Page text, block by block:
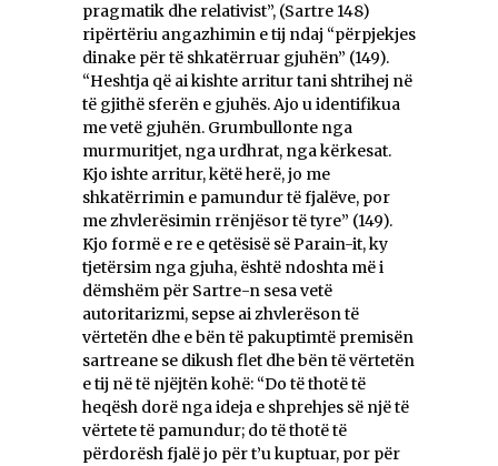
pragmatik dhe relativist”, (Sartre 148)
ripërtëriu angazhimin e tij ndaj “përpjekjes
dinake për të shkatërruar gjuhën” (149).
“Heshtja që ai kishte arritur tani shtrihej në
të gjithë sferën e gjuhës. Ajo u identifikua
me vetë gjuhën. Grumbullonte nga
murmuritjet, nga urdhrat, nga kërkesat.
Kjo ishte arritur, këtë herë, jo me
shkatërrimin e pamundur të fjalëve, por
me zhvlerësimin rrënjësor të tyre” (149).
Kjo formë e re e qetësisë së Parain-it, ky
tjetërsim nga gjuha, është ndoshta më i
dëmshëm për Sartre-n sesa vetë
autoritarizmi, sepse ai zhvlerëson të
vërtetën dhe e bën të pakuptimtë premisën
sartreane se dikush flet dhe bën të vërtetën
e tij në të njëjtën kohë: “Do të thotë të
heqësh dorë nga ideja e shprehjes së një të
vërtete të pamundur; do të thotë të
përdorësh fjalë jo për t’u kuptuar, por për